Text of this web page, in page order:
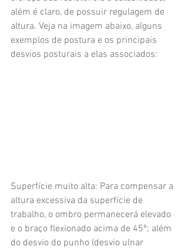
além é claro, de possuir regulagem de
altura. Veja na imagem abaixo, alguns
exemplos de postura e os principais
desvios posturais a elas associados:
Superfície muito alta: Para compensar a
altura excessiva da superfície de
trabalho, o ombro permanecerá elevado
e o braço flexionado acima de 45º; além
do desvio do punho (desvio ulnar